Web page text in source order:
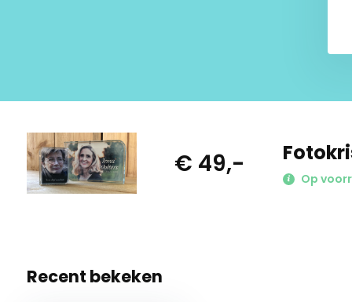
Hoogwaardige kwaliteit
Ieder product in de UitvaartStore wordt gecontroleerd door
€ 49,-
Op
Recent bekeken